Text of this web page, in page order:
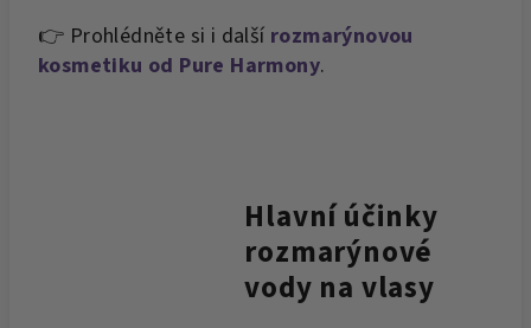
👉 Prohlédněte si i další rozmarýnovou
kosmetiku od Pure Harmony.
Hlavní účinky
rozmarýnové
vody na vlasy